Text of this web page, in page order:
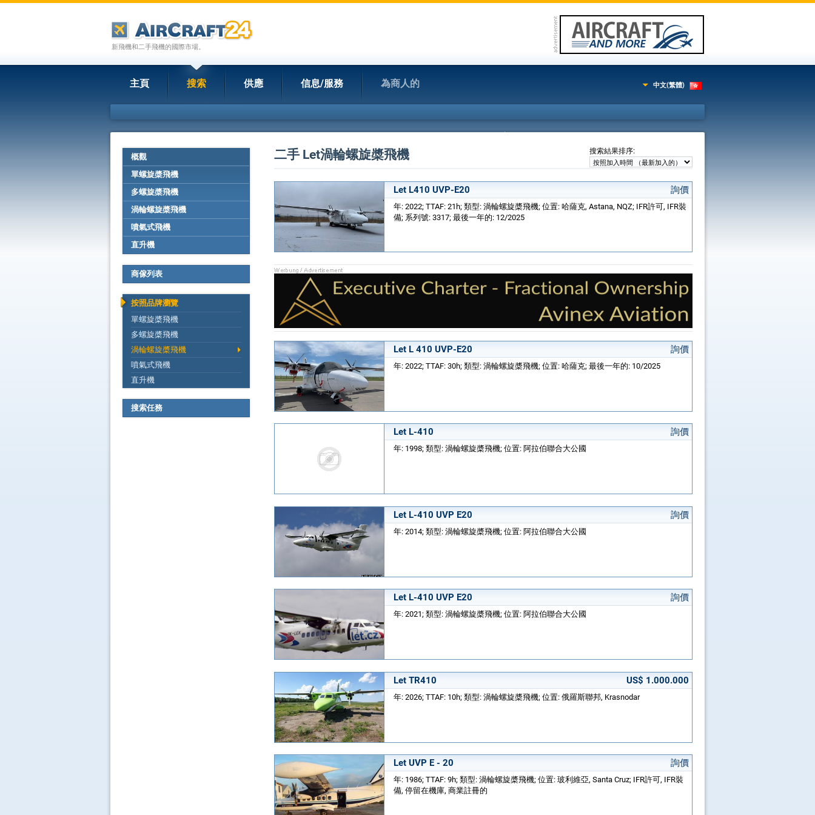
新飛機和二手飛機的國際市場。
主頁 搜索 供應 信息/服務 為商人的 中文(繁體)
概觀
單螺旋槳飛機
多螺旋槳飛機
渦輪螺旋槳飛機
噴氣式飛機
直升機
商傢列表
按照品牌瀏覽
單螺旋槳飛機
多螺旋槳飛機
渦輪螺旋槳飛機
噴氣式飛機
直升機
搜索任務
搜索結果排序:
二手 Let渦輪螺旋槳飛機
Let L410 UVP-E20 詢價
年: 2022; TTAF: 21h; 類型: 渦輪螺旋槳飛機; 位置: 哈薩克, Astana, NQZ; IFR許可, IFR裝
備; 系列號: 3317; 最後一年的: 12/2025
Let L 410 UVP-E20 詢價
年: 2022; TTAF: 30h; 類型: 渦輪螺旋槳飛機; 位置: 哈薩克; 最後一年的: 10/2025
Let L-410 詢價
年: 1998; 類型: 渦輪螺旋槳飛機; 位置: 阿拉伯聯合大公國
Let L-410 UVP E20 詢價
年: 2014; 類型: 渦輪螺旋槳飛機; 位置: 阿拉伯聯合大公國
Let L-410 UVP E20 詢價
年: 2021; 類型: 渦輪螺旋槳飛機; 位置: 阿拉伯聯合大公國
Let TR410 US$ 1.000.000
年: 2026; TTAF: 10h; 類型: 渦輪螺旋槳飛機; 位置: 俄羅斯聯邦, Krasnodar
Let UVP E - 20 詢價
年: 1986; TTAF: 9h; 類型: 渦輪螺旋槳飛機; 位置: 玻利維亞, Santa Cruz; IFR許可, IFR裝
備, 停留在機庫, 商業註冊的